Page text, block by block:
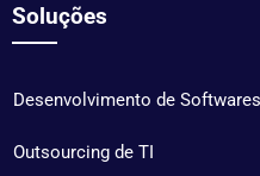
Soluções
Desenvolvimento de Softwares
Outsourcing de TI